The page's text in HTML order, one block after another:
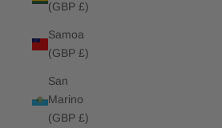
(GBP £)
Samoa
(GBP £)
San
Marino
(GBP £)